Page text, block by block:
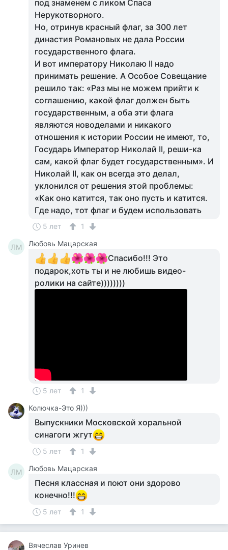
под знаменем с ликом Спаса
Нерукотворного.
Но, отринув красный флаг, за 300 лет
династия Романовых не дала России
государственного флага.
И вот императору Николаю II надо
принимать решение. А Особое Совещание
решило так: «Раз мы не можем прийти к
соглашению, какой флаг должен быть
государственным, а оба эти флага
являются новоделами и никакого
отношения к истории России не имеют, то,
Государь Император Николай II, реши-ка
сам, какой флаг будет государственным». И
Николай II, как он всегда это делал,
уклонился от решения этой проблемы:
«Как оно катится, так оно пусть и катится.
Где надо, тот флаг и будем использовать
5 лет 1
ЛМ Любовь Мацарская
Спасибо!!! Это
подарок,хоть ты и не любишь видео-
ролики на сайте))))))))
5 лет
1
Колючка-Это Я)))
Выпускники Московской хоральной
синагоги жгут
5 лет 1
ЛМ Любовь Мацарская
Песня классная и поют они здорово
конечно!!!
5 лет 1
Вячеслав Уринев